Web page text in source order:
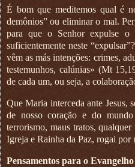
É bom que meditemos qual é
demônios” ou eliminar o mal.
para que o Senhor expulse o
suficientemente neste
vêm as más intenções: crimes,
testemunhos, calúnias» (Mt
de cada um, ou seja, a
Que Maria interceda ante Jesus,
de nosso coração e do
terrorismo, maus tratos,
Igreja e Rainha da Paz, rogai por
Pensamentos para o